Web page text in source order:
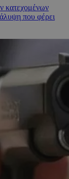
κατεχομένων
που φέρει